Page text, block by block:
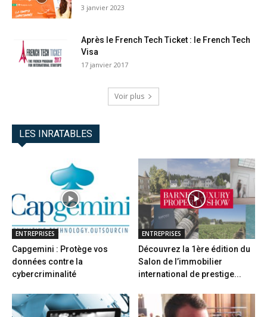
3 janvier 2023
Après le French Tech Ticket : le French Tech
Visa
17 janvier 2017
Voir plus
LES INRATABLES
ENTREPRISES
Capgemini : Protège vos
données contre la
cybercriminalité
ENTREPRISES
Découvrez la 1ère édition du
Salon de l’immobilier
international de prestige...